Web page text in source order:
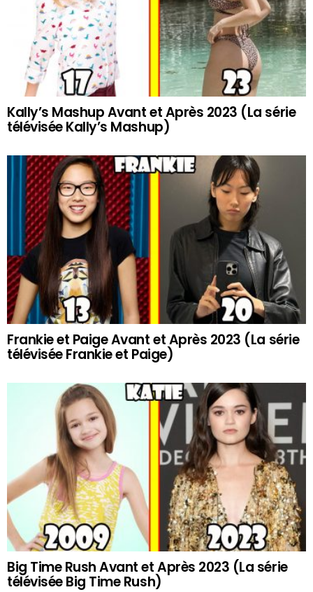
Kally’s Mashup Avant et Après 2023 (La série
télévisée Kally’s Mashup)
Frankie et Paige Avant et Après 2023 (La série
télévisée Frankie et Paige)
Big Time Rush Avant et Après 2023 (La série
télévisée Big Time Rush)